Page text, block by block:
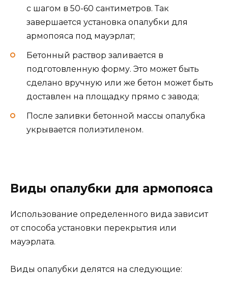
с шагом в 50-60 сантиметров. Так
завершается установка опалубки для
армопояса под мауэрлат;
Бетонный раствор заливается в
подготовленную форму. Это может быть
сделано вручную или же бетон может быть
доставлен на площадку прямо с завода;
После заливки бетонной массы опалубка
укрывается полиэтиленом.
Виды опалубки для армопояса
Использование определенного вида зависит
от способа установки перекрытия или
мауэрлата.
Виды опалубки делятся на следующие: